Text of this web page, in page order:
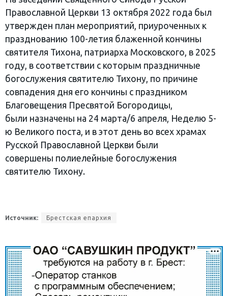
Православной Церкви 13 октября 2022 года был
утвержден план мероприятий, приуроченных к
празднованию 100-летия блаженной кончины
святителя Тихона, патриарха Московского, в 2025
году, в соответствии с которым праздничные
богослужения святителю Тихону, по причине
совпадения дня его кончины с праздником
Благовещения Пресвятой Богородицы,
были назначены на 24 марта/6 апреля, Неделю 5-
ю Великого поста, и в этот день во всех храмах
Русской Православной Церкви были
совершены полиелейные богослужения
святителю Тихону.
Источник: Брестская епархия